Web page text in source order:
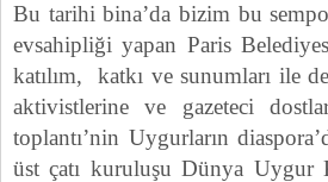
Bu tarihi bina’da bizim bu
evsahipliği yapan Paris
katılım, katkı ve sunumları ile
aktivistlerine ve gazeteci
toplantı’nin Uygurların
üst çatı kuruluşu Dünya Uygur